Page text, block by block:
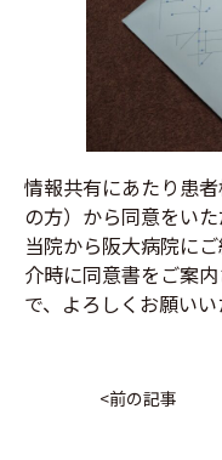
情報共有にあたり患
の方）から同意をいた
当院から阪大病院に
介時に同意書をご案
で、よろしくお願いい
<前の記事